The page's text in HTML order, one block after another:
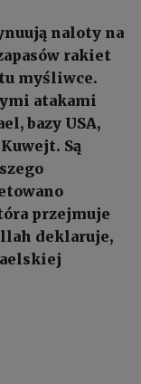
naloty na
rakiet
myśliwce.
atakami
bazy USA,
Są
przejmuje
deklaruje,